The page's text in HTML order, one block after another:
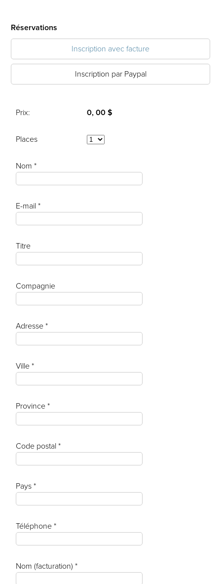
Réservations
Inscription avec facture
Inscription par Paypal
Prix: 0, 00 $
Places
Nom *
E-mail *
Titre
Compagnie
Adresse *
Ville *
Province *
Code postal *
Pays *
Téléphone *
Nom (facturation) *